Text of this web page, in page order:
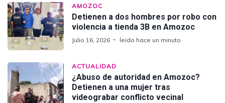
AMOZOC
Detienen a dos hombres por robo con
violencia a tienda 3B en Amozoc
Julio 16, 2026 leido hace un minuto
ACTUALIDAD
¿Abuso de autoridad en Amozoc?
Detienen a una mujer tras
videograbar conflicto vecinal